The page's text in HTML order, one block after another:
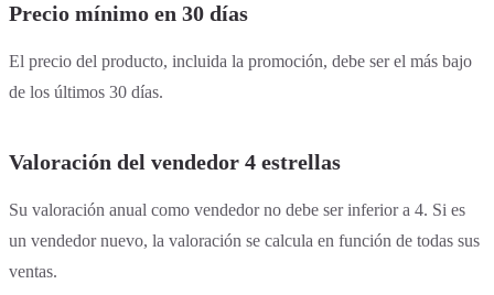
Precio mínimo en 30 días
El precio del producto, incluida la promoción, debe ser el más bajo
de los últimos 30 días.
Valoración del vendedor 4 estrellas
Su valoración anual como vendedor no debe ser inferior a 4. Si es
un vendedor nuevo, la valoración se calcula en función de todas sus
ventas.